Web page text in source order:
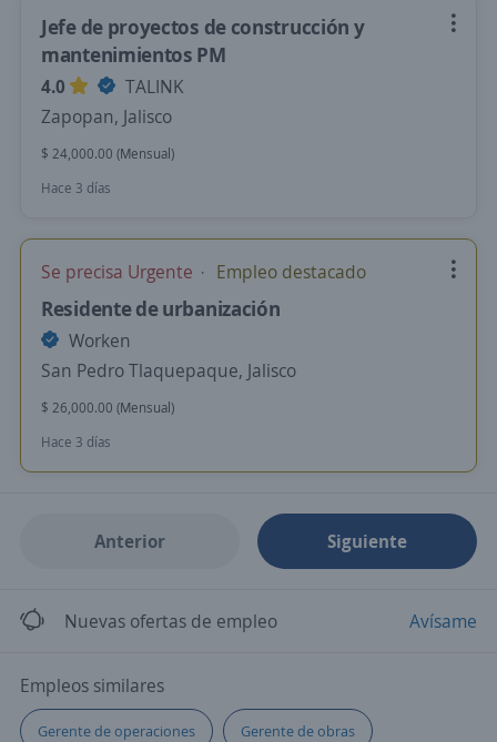
Jefe de proyectos de construcción y
mantenimientos PM
4.0
TALINK
Zapopan, Jalisco
$ 24,000.00 (Mensual)
Hace 3 días
Se precisa Urgente Empleo destacado
Residente de urbanización
Worken
San Pedro Tlaquepaque, Jalisco
$ 26,000.00 (Mensual)
Hace 3 días
Anterior Siguiente
Nuevas ofertas de empleo Avísame
Empleos similares
Gerente de operaciones Gerente de obras